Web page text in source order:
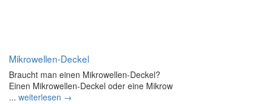
Mikrowellen-Deckel
Braucht man einen Mikrowellen-Deckel?
Einen Mikrowellen-Deckel oder eine Mikrow
... weiterlesen →